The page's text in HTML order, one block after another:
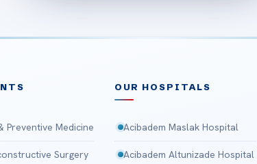
Preventive Medicine
Surgery
OUR HOSPITALS
Acibadem Maslak Hospital
Acibadem Altunizade Hospital